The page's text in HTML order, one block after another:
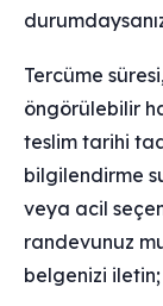
Tercüme
öngörülebilir
teslim tarihi
bilgilendirme
veya acil
randevunuz
belgenizi